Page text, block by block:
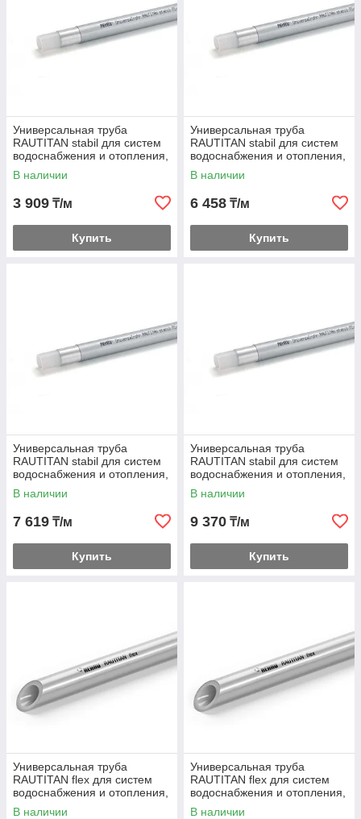
Универсальная труба
RAUTITAN stabil для систем
водоснабжения и отопления,
в бухтах 20
В наличии
3 909 ₸/м
Купить
Универсальная труба
RAUTITAN stabil для систем
водоснабжения и отопления,
в бухтах 25
В наличии
6 458 ₸/м
Купить
Универсальная труба
RAUTITAN stabil для систем
водоснабжения и отопления,
в бухтах 32
В наличии
7 619 ₸/м
Купить
Универсальная труба
RAUTITAN stabil для систем
водоснабжения и отопления,
отрезки 5 м 40
В наличии
9 370 ₸/м
Купить
Универсальная труба
RAUTITAN flex для систем
водоснабжения и отопления,
в бухтах 20
В наличии
Универсальная труба
RAUTITAN flex для систем
водоснабжения и отопления,
в бухтах 25
В наличии